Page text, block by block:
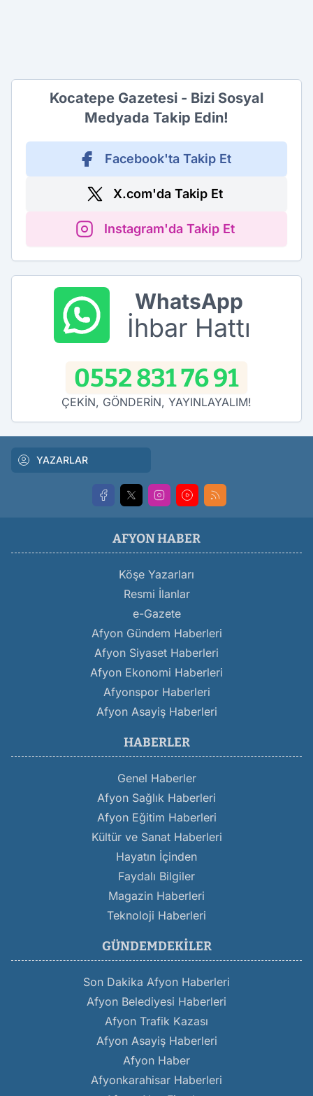
Kocatepe Gazetesi - Bizi Sosyal
Medyada Takip Edin!
Facebook'ta Takip Et
X.com'da Takip Et
Instagram'da Takip Et
WhatsApp
İhbar Hattı
0552 831 76 91
ÇEKİN, GÖNDERİN, YAYINLAYALIM!
YAZARLAR
AFYON HABER
Köşe Yazarları
Resmi İlanlar
e-Gazete
Afyon Gündem Haberleri
Afyon Siyaset Haberleri
Afyon Ekonomi Haberleri
Afyonspor Haberleri
Afyon Asayiş Haberleri
HABERLER
Genel Haberler
Afyon Sağlık Haberleri
Afyon Eğitim Haberleri
Kültür ve Sanat Haberleri
Hayatın İçinden
Faydalı Bilgiler
Magazin Haberleri
Teknoloji Haberleri
GÜNDEMDEKILER
Son Dakika Afyon Haberleri
Afyon Belediyesi Haberleri
Afyon Trafik Kazası
Afyon Asayiş Haberleri
Afyon Haber
Afyonkarahisar Haberleri